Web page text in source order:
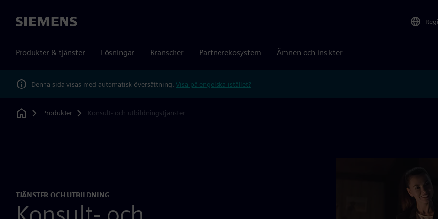
Siemens
Produkter & tjänster Lösningar Branscher Partnerekosystem Ämnen och insikter
Denna sida visas med automatisk översättning. Visa på engelska istället?
Home
Produkter Konsult- och utbildningstjänster
TJÄNSTER OCH UTBILDNING